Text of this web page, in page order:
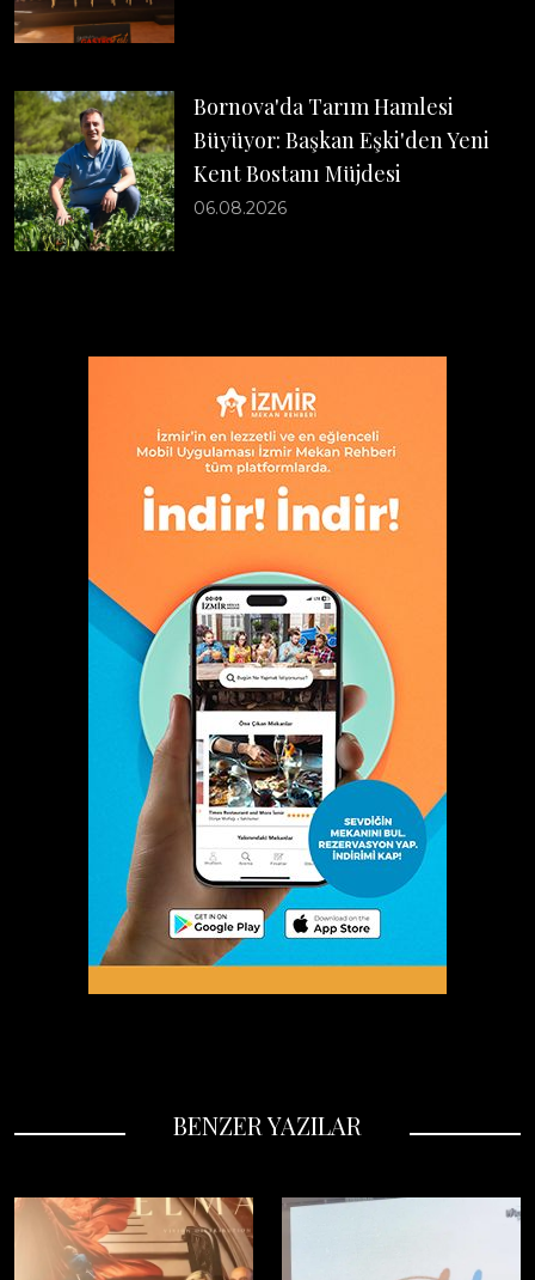
Bornova'da Tarım Hamlesi
Büyüyor: Başkan Eşki'den Yeni
Kent Bostanı Müjdesi
06.08.2026
BENZER YAZILAR